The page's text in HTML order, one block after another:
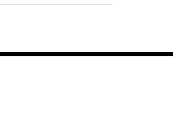
с тонами вишни,